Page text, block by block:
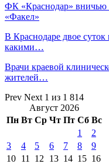
ФК «Краснодар» вничью
«Факел»
В Краснодаре двое
какими…
Врачи краевой
жителей…
Prev Next 1 из 1 814
Август 2026
Пн Вт Ср Чт Пт Сб Вс
1
2
3
4 5 6 7 8
9
10 11 12 13 14 15 16